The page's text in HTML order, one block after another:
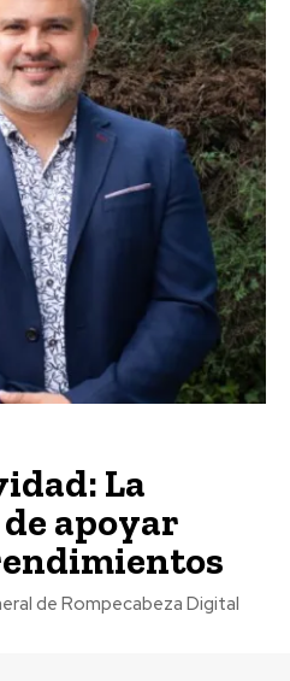
La
apoyar
de Rompecabeza Digital